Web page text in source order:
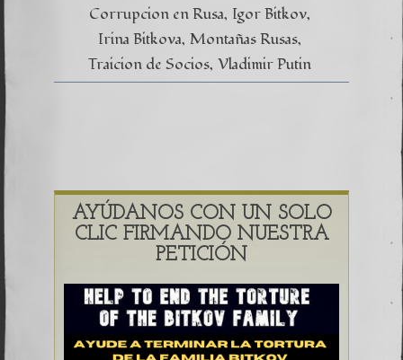
Corrupcion en Rusa Igor Bitkov
Irina Bitkova Montañas Rusas
Traicion de Socios Vladimir Putin
AYÚDANOS CON UN SOLO
CLIC FIRMANDO NUESTRA
PETICIÓN